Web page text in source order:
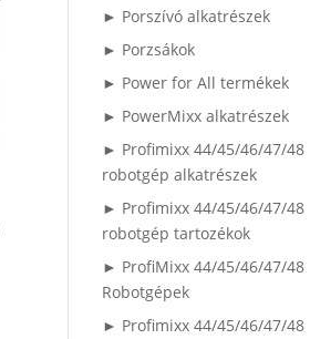
► Porszívó alkatrészek
► Porzsákok
► Power for All termékek
► PowerMixx alkatrészek
► Profimixx 44/45/46/47/48
robotgép alkatrészek
► Profimixx 44/45/46/47/48
robotgép tartozékok
► ProfiMixx 44/45/46/47/48
Robotgépek
► Profimixx 44/45/46/47/48